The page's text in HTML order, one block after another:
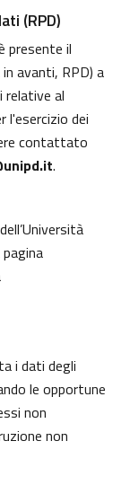
(RPD)
presente il
avanti, RPD) a
al
l'esercizio dei
contattato
.
i dati degli
le opportune
non
non